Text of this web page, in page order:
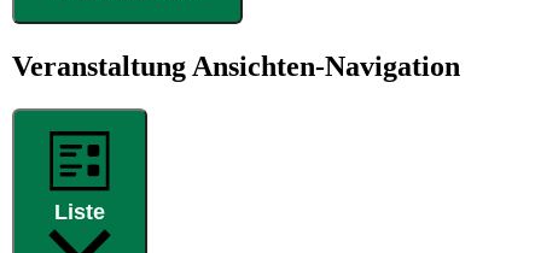
Veranstaltung Ansichten-Navigation
Liste